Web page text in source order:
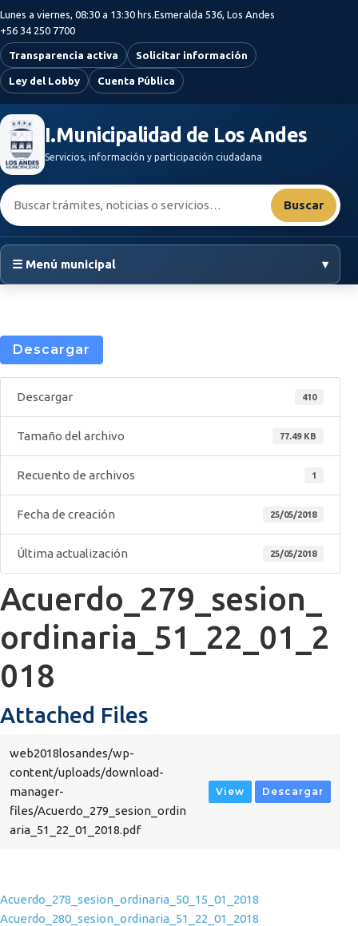
Saltar al contenido principal
Lunes a viernes, 08:30 a 13:30 hrs.Esmeralda 536, Los Andes
+56 34 250 7700
Transparencia activa Solicitar información
Ley del Lobby Cuenta Pública
I.Municipalidad de Los Andes
Servicios, información y participación ciudadana
Buscar:
Buscar
☰ Menú municipal ▾
Descargar
Descargar 410
Tamaño del archivo 77.49 KB
Recuento de archivos 1
Fecha de creación 25/05/2018
Última actualización 25/05/2018
Acuerdo_279_sesion_
ordinaria_51_22_01_2
018
Attached Files
web2018losandes/wp-
content/uploads/download-
manager-
files/Acuerdo_279_sesion_ordin
aria_51_22_01_2018.pdf
View Descargar
Navegación de entradas
Acuerdo_278_sesion_ordinaria_50_15_01_2018
Acuerdo_280_sesion_ordinaria_51_22_01_2018